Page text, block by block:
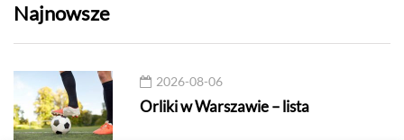
Najnowsze
2026-08-06
Orliki w Warszawie – lista